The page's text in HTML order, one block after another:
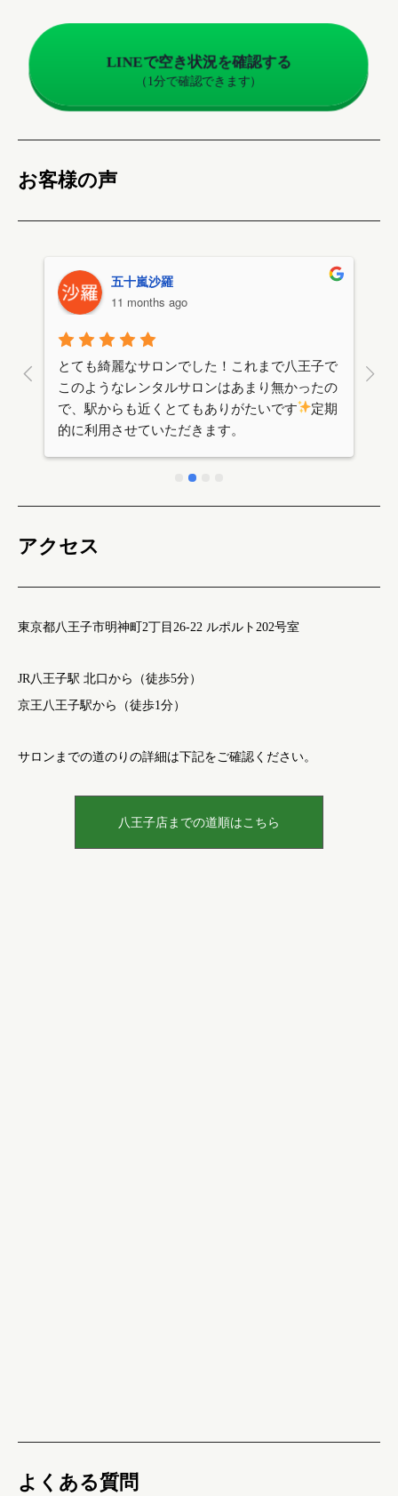
LINEで空き状況を確認する
（1分で確認できます）
お客様の声
j s
12 months ago
八王子駅から歩いてすぐなので通いやすいで
す。必要な備品がそろっていて、きれいに整え
られた室内は落ち着いて使えます。お客様にも
快適に過ごしていただける環境だと思います。
アクセス
東京都八王子市明神町2丁目26-22 ルポルト202号室
JR八王子駅 北口から（徒歩5分）
京王八王子駅から（徒歩1分）
サロンまでの道のりの詳細は下記をご確認ください。
八王子店までの道順はこちら
よくある質問